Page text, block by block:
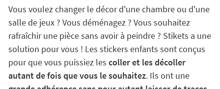
Vous voulez changer le décor d'une chambre ou d'une
salle de jeux ? Vous déménagez ? Vous souhaitez
rafraîchir une pièce sans avoir à peindre ? Stikets a une
solution pour vous ! Les stickers enfants sont conçus
pour que vous puissiez les coller et les décoller
autant de fois que vous le souhaitez. Ils ont une